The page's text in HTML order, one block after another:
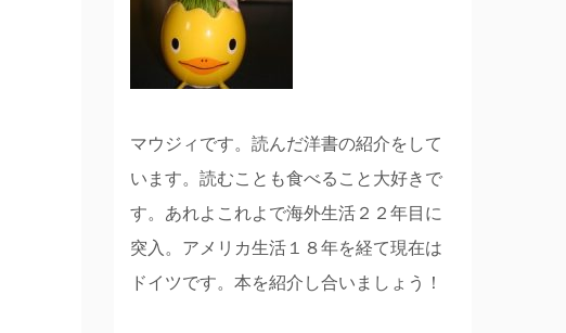
マウジィです。読んだ洋書の紹介をして
います。読むことも食べること大好きで
す。あれよこれよで海外生活２２年目に
突入。アメリカ生活１８年を経て現在は
ドイツです。本を紹介し合いましょう！